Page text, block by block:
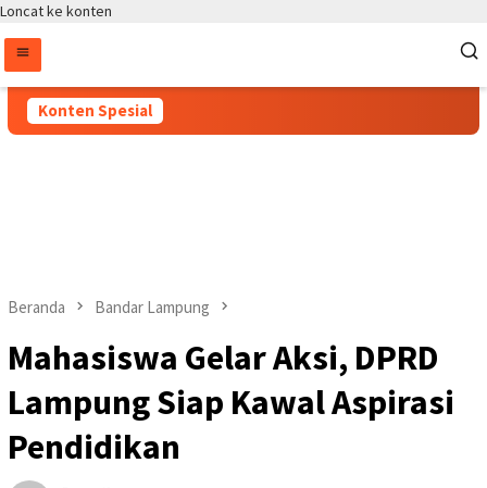
Loncat ke konten
Konten Spesial
Beranda Bandar Lampung
Mahasiswa Gelar Aksi, DPRD
Lampung Siap Kawal Aspirasi
Pendidikan